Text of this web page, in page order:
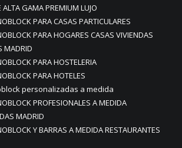
GAMA PREMIUM LUJO
PARA CASAS PARTICULARES
PARA HOGARES CASAS VIVIENDAS
MADRID
PARA HOSTELERIA
PARA HOTELES
personalizadas a medida
PROFESIONALES A MEDIDA
MADRID
Y BARRAS A MEDIDA RESTAURANTES